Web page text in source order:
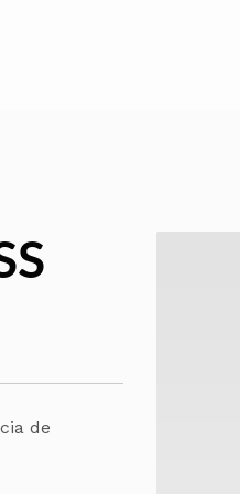
de